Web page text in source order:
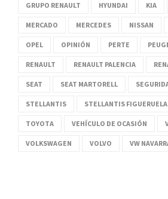
GRUPO RENAULT HYUNDAI KIA
MERCADO MERCEDES NISSAN
OPEL OPINIÓN PERTE
RENAULT RENAULT PALENCIA
SEAT SEAT MARTORELL
STELLANTIS STELLANTIS
TOYOTA VEHÍCULO DE OCASIÓN
VOLKSWAGEN VOLVO VW